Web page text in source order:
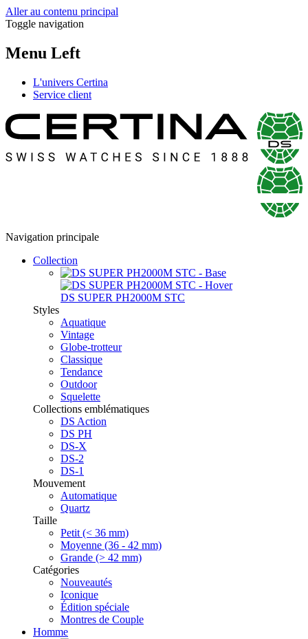
Aller au contenu principal
Toggle navigation
Menu Left
L'univers Certina
Service client
Navigation principale
Collection
DS SUPER PH2000M STC
Styles
Aquatique
Vintage
Globe-trotteur
Classique
Tendance
Outdoor
Squelette
Collections emblématiques
DS Action
DS PH
DS-X
DS-2
DS-1
Mouvement
Automatique
Quartz
Taille
Petit (< 36 mm)
Moyenne (36 - 42 mm)
Grande (> 42 mm)
Catégories
Nouveautés
Iconique
Édition spéciale
Montres de Couple
Homme